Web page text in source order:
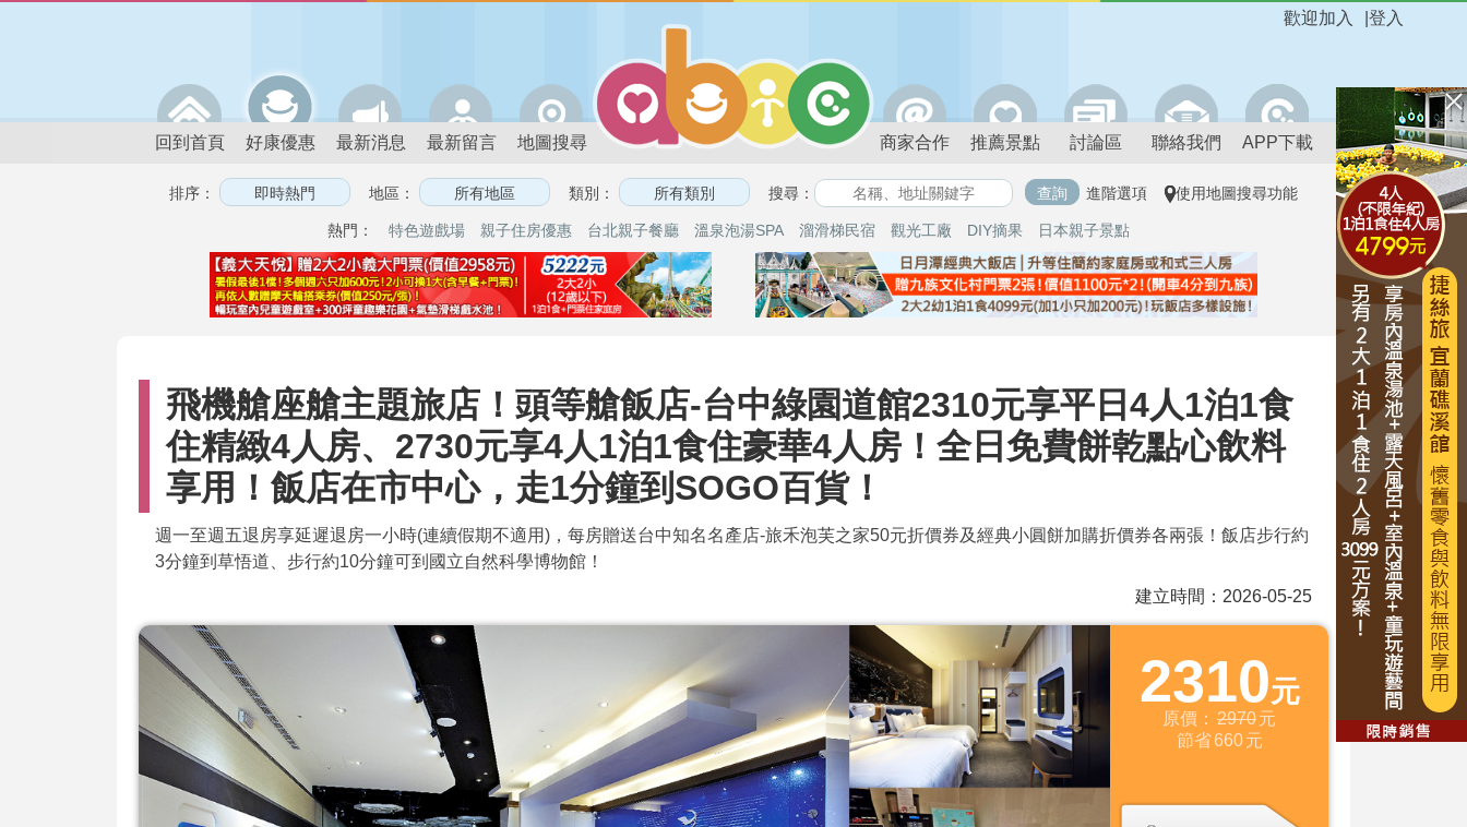
登入
歡迎加入
回到首頁 好康優惠 最新消息 最新留言 地圖搜尋 商家合作 推薦景點 討論區 聯絡我們 APP下載
排序： 地區： 類別： 搜尋： 進階選項 使用地圖搜尋功能
熱門： 特色遊戲場 親子住房優惠 台北親子餐廳 溫泉泡湯SPA 溜滑梯民宿 觀光工廠 DIY摘果 日本親子景點
飛機艙座艙主題旅店！頭等艙飯店-台中綠園道館2310元享平日4人1泊1食
住精緻4人房、2730元享4人1泊1食住豪華4人房！全日免費餅乾點心飲料
享用！飯店在市中心，走1分鐘到SOGO百貨！
週一至週五退房享延遲退房一小時(連續假期不適用)，每房贈送台中知名名產店-旅禾泡芙之家50元折價券及經典小圓餅加購折價券各兩張！飯店步行約
3分鐘到草悟道、步行約10分鐘可到國立自然科學博物館！
建立時間：2026-05-25
2310元
原價： 2970元
節省 660 元